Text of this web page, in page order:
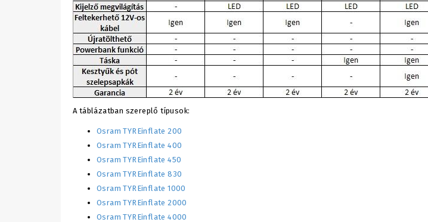
A táblázatban szereplő típusok:
Osram TYREinflate 200
Osram TYREinflate 400
Osram TYREinflate 450
Osram TYREinflate 830
Osram TYREinflate 1000
Osram TYREinflate 2000
Osram TYREinflate 4000